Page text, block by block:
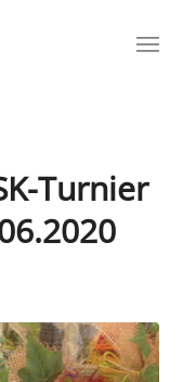
Turnier